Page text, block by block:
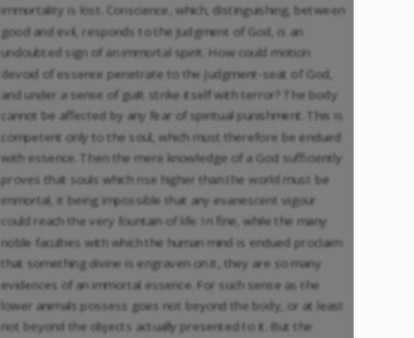
immortality is lost. Conscience, which, distinguishing, between
good and evil, responds to the Judgment of God, is an
undoubted sign of an immortal spirit. How could motion
devoid of essence penetrate to the Judgment-seat of God,
and under a sense of guilt strike itself with terror? The body
cannot be affected by any fear of spiritual punishment. This is
competent only to the soul, which must therefore be endued
with essence. Then the mere knowledge of a God sufficiently
proves that souls which rise higher than the world must be
immortal, it being impossible that any evanescent vigour
could reach the very fountain of life. In fine, while the many
noble faculties with which the human mind is endued proclaim
that something divine is engraven on it, they are so many
evidences of an immortal essence. For such sense as the
lower animals possess goes not beyond the body, or at least
not beyond the objects actually presented to it. But the